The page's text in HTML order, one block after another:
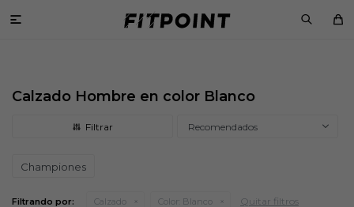

Calzado Hombre en color Blanco
Recomendados
Championes
Filtrando por: Calzado Color: Blanco Quitar filtros